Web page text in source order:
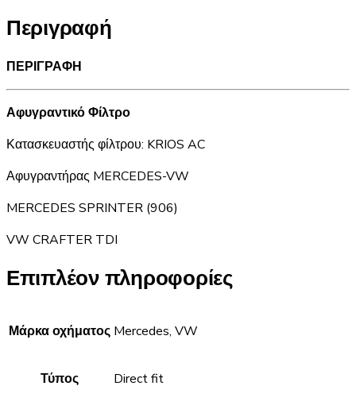
Περιγραφή
ΠΕΡΙΓΡΑΦΗ
Αφυγραντικό Φίλτρο
Κατασκευαστής φίλτρου: KRIOS AC
Αφυγραντήρας MERCEDES-VW
MERCEDES SPRINTER (906)
VW CRAFTER TDI
Επιπλέον πληροφορίες
Μάρκα οχήματος Mercedes, VW
Τύπος Direct fit